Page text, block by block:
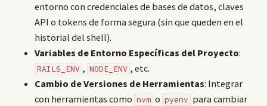
entorno con credenciales de bases de datos, claves
API o tokens de forma segura (sin que queden en el
historial del shell).
Variables de Entorno Específicas del Proyecto:
RAILS_ENV , NODE_ENV , etc.
Cambio de Versiones de Herramientas: Integrar
con herramientas como nvm o pyenv para cambiar